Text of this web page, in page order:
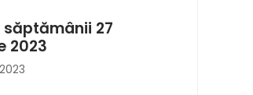
săptămânii 27
2023